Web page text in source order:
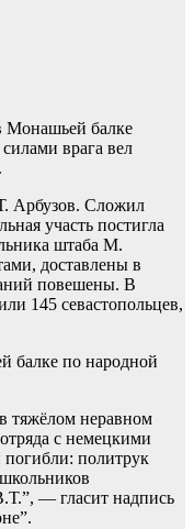
Монашьей балке
врага вел
Арбузов. Сложил
участь постигла
штаба М.
доставлены в
повешены. В
145 севастопольцев,
балке по народной
тяжёлом неравном
с немецкими
погибли: политрук
— гласит надпись